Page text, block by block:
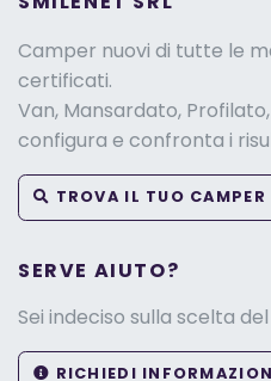
Camper nuovi di tutte le
certificati.
Van, Mansardato,
configura e confronta i
TROVA IL TUO CAMPER
SERVE AIUTO?
Sei indeciso sulla scelta
RICHIEDI